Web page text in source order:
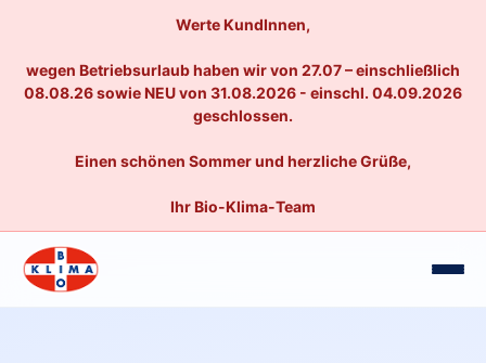
Werte KundInnen,
wegen Betriebsurlaub haben wir von 27.07 – einschließlich
08.08.26 sowie NEU von 31.08.2026 - einschl. 04.09.2026
geschlossen.
Einen schönen Sommer und herzliche Grüße,
Ihr Bio-Klima-Team